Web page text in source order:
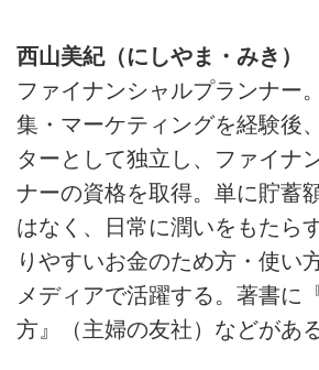
西山美紀（にしやま・みき）
ファイナンシャルプランナー
集・マーケティングを経験後
ターとして独立し、ファイナ
ナーの資格を取得。単に貯蓄
はなく、日常に潤いをもたら
りやすいお金のため方・使い
メディアで活躍する。著書に
方』（主婦の友社）などがある